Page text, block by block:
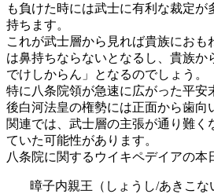
も負けた時には武士に有利な裁定が
持ちます。
これが武士層から見れば貴族におも
は鼻持ちならないとなるし、貴族か
でけしからん」となるのでしょう。
特に八条院領が急速に広がった平安
後白河法皇の権勢には正面から歯向
関連では、武士層の主張が通り難く
ていた可能性があります。
八条院に関するウイキペデイアの本
暲子内親王（しょうし/あきこな